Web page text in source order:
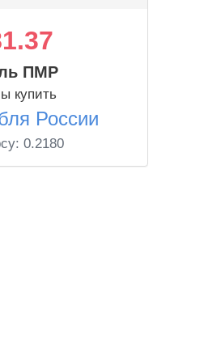
ПМР
купить
России
0.2180